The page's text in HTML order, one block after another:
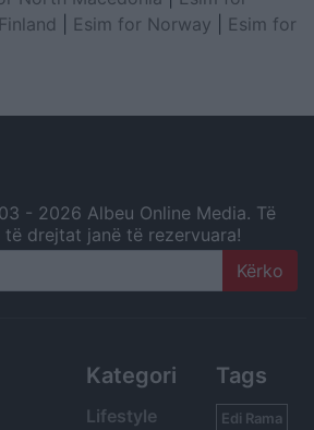
Esim for Norway
Esim for
- 2026 Albeu Online Media. Të
të drejtat janë të rezervuara!
Kategori
Lifestyle
Tags
Edi Rama